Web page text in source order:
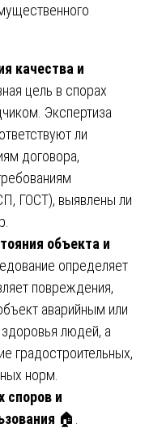
качества и
цель в спорах
Экспертиза
ли
договора,
ГОСТ), выявлены ли
объекта и
определяет
повреждения,
аварийным или
людей, а
градостроительных,
норм.
и
🏠.